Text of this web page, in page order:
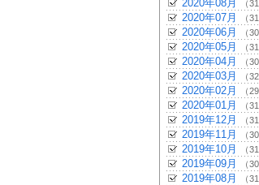
2020年08月 （
2020年07月 （
2020年06月 （
2020年05月 （
2020年04月 （
2020年03月 （
2020年02月 （
2020年01月 （
2019年12月 （
2019年11月 （
2019年10月 （
2019年09月 （
2019年08月 （